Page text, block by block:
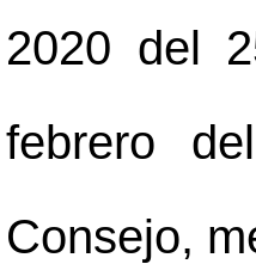
2020 del
febrero
Consejo,